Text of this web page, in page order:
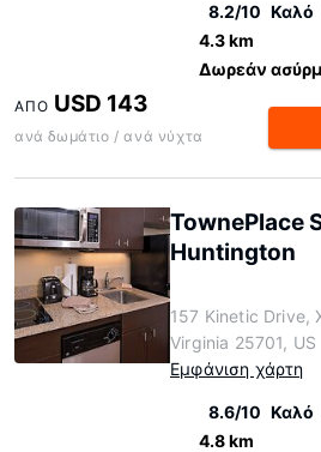
8.2/10 Καλό
4.3 km
Δωρεάν
ΑΠΌ USD 143
ανά δωμάτιο / ανά νύχτα
TownePlace
Huntington
157 Kinetic Drive,
Virginia 25701, US
Εμφάνιση χάρτη
8.6/10 Καλό
4.8 km